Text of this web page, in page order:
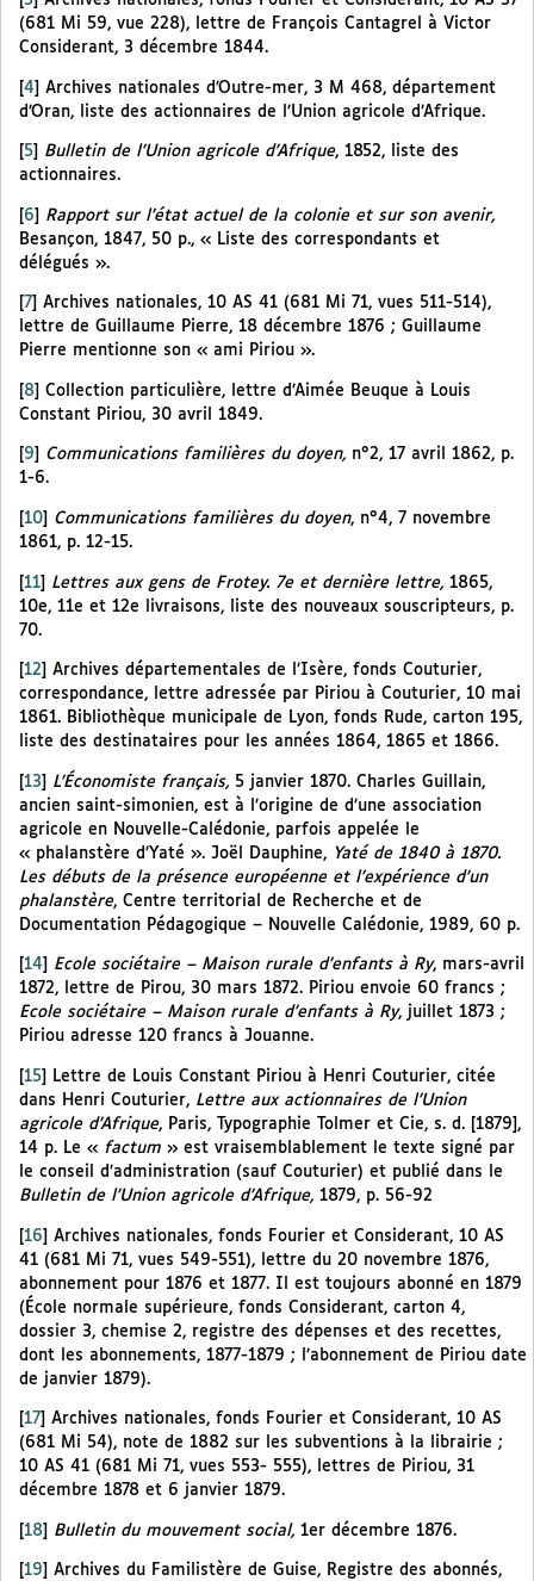
(681 Mi 59, vue 228), lettre de François Cantagrel à Victor
Considerant, 3 décembre 1844.
[4] Archives nationales d’Outre-mer, 3 M 468, département
d’Oran, liste des actionnaires de l’Union agricole d’Afrique.
5 Bulletin de l’Union agricole d’Afrique, 1852, liste des
actionnaires.
[6] Rapport sur l’état actuel de la colonie et sur son avenir,
Besançon, 1847, 50 p., « Liste des correspondants et
délégués ».
7
Archives nationales, 10 AS 41 (681 Mi 71, vues 511-514),
lettre de Guillaume Pierre, 18 décembre 1876 ; Guillaume
Pierre mentionne son « ami Piriou ».
[8] Collection particulière, lettre d’Aimée Beuque à Louis
Constant Piriou, 30 avril 1849.
9 Communications familières du doyen, n°2, 17 avril 1862, p.
1-6.
10 Communications familières du doyen, n°4, 7 novembre
1861, p. 12-15.
[11] Lettres aux gens de Frotey. 7e et dernière lettre, 1865,
10e, 11e et 12e livraisons, liste des nouveaux souscripteurs, p.
70.
12
Archives départementales de l’Isère, fonds Couturier,
correspondance, lettre adressée par Piriou à Couturier, 10 mai
1861. Bibliothèque municipale de Lyon, fonds Rude, carton 195,
liste des destinataires pour les années 1864, 1865 et 1866.
[13] L’Économiste français, 5 janvier 1870. Charles Guillain,
ancien saint-simonien, est à l’origine de d’une association
agricole en Nouvelle-Calédonie, parfois appelée le
« phalanstère d’Yaté ». Joël Dauphine, Yaté de 1840 à 1870.
Les débuts de la présence européenne et l’expérience d’un
phalanstère, Centre territorial de Recherche et de
Documentation Pédagogique – Nouvelle Calédonie, 1989, 60 p.
14 Ecole sociétaire – Maison rurale d’enfants à Ry, mars-avril
1872, lettre de Pirou, 30 mars 1872. Piriou envoie 60 francs ;
Ecole sociétaire – Maison rurale d’enfants à Ry, juillet 1873 ;
Piriou adresse 120 francs à Jouanne.
15
Lettre de Louis Constant Piriou à Henri Couturier, citée
dans Henri Couturier, Lettre aux actionnaires de l’Union
agricole d’Afrique, Paris, Typographie Tolmer et Cie, s. d. [1879],
14 p. Le « factum » est vraisemblablement le texte signé par
le conseil d’administration (sauf Couturier) et publié dans le
Bulletin de l’Union agricole d’Afrique, 1879, p. 56-92
[16] Archives nationales, fonds Fourier et Considerant, 10 AS
41 (681 Mi 71, vues 549-551), lettre du 20 novembre 1876,
abonnement pour 1876 et 1877. Il est toujours abonné en 1879
(École normale supérieure, fonds Considerant, carton 4,
dossier 3, chemise 2, registre des dépenses et des recettes,
dont les abonnements, 1877-1879 ; l’abonnement de Piriou date
de janvier 1879).
17
Archives nationales, fonds Fourier et Considerant, 10 AS
(681 Mi 54), note de 1882 sur les subventions à la librairie ;
10 AS 41 (681 Mi 71, vues 553- 555), lettres de Piriou, 31
décembre 1878 et 6 janvier 1879.
[18] Bulletin du mouvement social, 1er décembre 1876.
19
Archives du Familistère de Guise, Registre des abonnés,